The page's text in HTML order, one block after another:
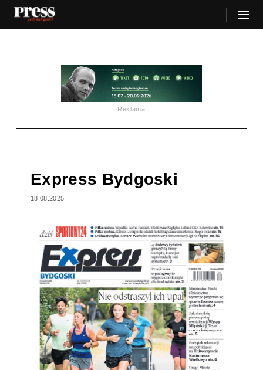
Reklama
Express Bydgoski
18.08.2025